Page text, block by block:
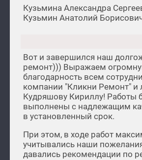
Кузьмина Александра
Кузьмин Анатолий
Вот и завершился наш
ремонт))) Выражаем
благодарность всем
компании "Кликни Ремонт" и
Кудряшову Кириллу! Работы
выполнены с надлежащим
в установленный срок.
При этом, в ходе работ
учитывались наши
давались рекомендации по